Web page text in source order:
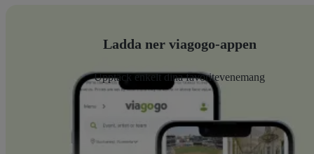
Ladda ner viagogo-appen
Upptäck enkelt dina favoritevenemang